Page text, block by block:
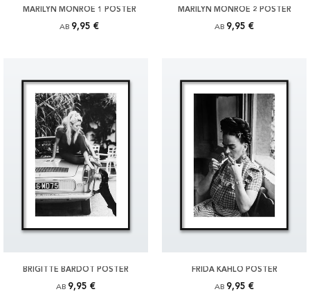
MARILYN MONROE 1 POSTER
AB 9,95 €
MARILYN MONROE 2 POSTER
AB 9,95 €
BRIGITTE BARDOT POSTER
AB 9,95 €
FRIDA KAHLO POSTER
AB 9,95 €